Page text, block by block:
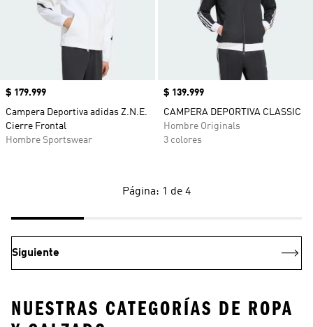
Precio
$ 179.999
Campera Deportiva adidas Z.N.E.
Cierre Frontal
Hombre Sportswear
Precio
$ 139.999
CAMPERA DEPORTIVA CLASSIC
Hombre Originals
3 colores
Página: 1 de 4
Siguiente
NUESTRAS CATEGORÍAS DE ROPA